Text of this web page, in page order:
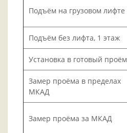
Подъём на грузовом лифте
Подъём без лифта, 1 этаж
Установка в готовый проём
Замер проёма в пределах
МКАД
Замер проёма за МКАД